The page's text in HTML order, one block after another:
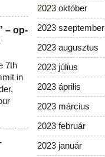
– op-
7th
in
2023 október
2023 szeptember
2023 augusztus
2023 július
2023 április
2023 március
2023 február
2023 január